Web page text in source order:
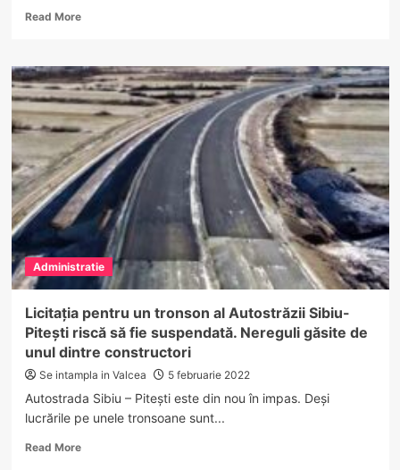
Read MoreRead
Noile
măsuri
care
se
aplică
la
Vâlcea.
Decizii
de
ultimă
autorităților
locale…
Administratie
Licitația pentru un tronson al Autostrăzii Sibiu-
Pitești riscă să fie suspendată. Nereguli găsite de
unul dintre constructori
Se intampla in Valcea 5 februarie 2022
Autostrada Sibiu – Pitești este din nou în impas. Deși
lucrările pe unele tronsoane sunt...
Read MoreRead